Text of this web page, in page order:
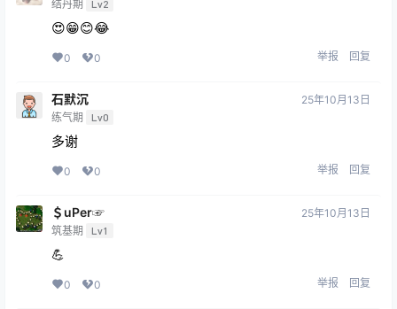
结丹期 Lv2
😍😁😊😂
0 0 举报 回复
石默沉
练气期 Lv0
25年10月13日
多谢
0 0 举报 回复
＄uΡer☞
筑基期 Lv1
25年10月13日
💪
0 0 举报 回复